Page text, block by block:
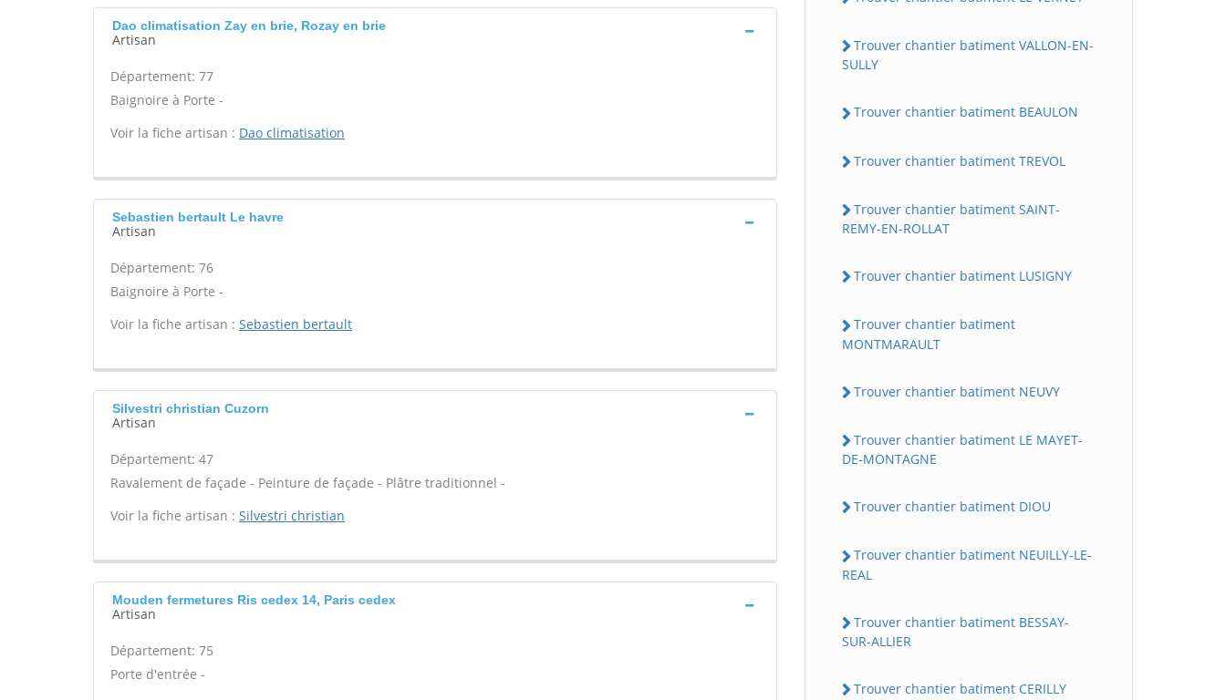
Dao climatisation Zay en brie, Rozay en brie
Artisan
Département: 77
Baignoire à Porte -
Voir la fiche artisan : Dao climatisation
Sebastien bertault Le havre
Artisan
Département: 76
Baignoire à Porte -
Voir la fiche artisan : Sebastien bertault
Silvestri christian Cuzorn
Artisan
Département: 47
Ravalement de façade - Peinture de façade - Plâtre traditionnel -
Voir la fiche artisan : Silvestri christian
Mouden fermetures Ris cedex 14, Paris cedex
Artisan
Département: 75
Porte d'entrée -
Trouver chantier batiment VALLON-EN-
SULLY
Trouver chantier batiment BEAULON
Trouver chantier batiment TREVOL
Trouver chantier batiment SAINT-
REMY-EN-ROLLAT
Trouver chantier batiment LUSIGNY
Trouver chantier batiment
MONTMARAULT
Trouver chantier batiment NEUVY
Trouver chantier batiment LE MAYET-
DE-MONTAGNE
Trouver chantier batiment DIOU
Trouver chantier batiment NEUILLY-LE-
REAL
Trouver chantier batiment BESSAY-
SUR-ALLIER
Trouver chantier batiment CERILLY